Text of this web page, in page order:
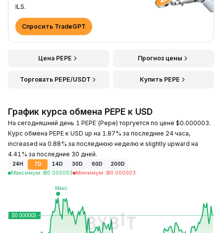
ILS.
Спросить TradeGPT
Цена PEPE Прогноз цены
Торговать PEPE/USDT Купить PEPE
График курса обмена PEPE к USD
На сегодняшний день 1 PEPE (Pepe) торгуется по цене $0.000003.
Курс обмена PEPE к USD up на 1.87% за последние 24 часа,
increased на 0.88% за последнюю неделю и slightly upward на
4.41% за последние 30 дней.
24H 7D 14D 30D 60D
200D
Максимум: ₪0.000003 Минимум: ₪0.000003